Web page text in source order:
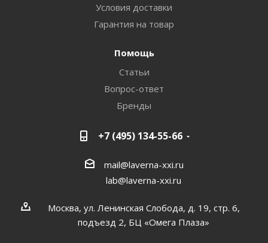
Условия доставки
Гарантия на товар
Помощь
Статьи
Вопрос-ответ
Бренды
+7 (495) 134-55-66
mail@laverna-xxi.ru
lab@laverna-xxi.ru
Москва, ул. Ленинская Слобода, д. 19, стр. 6,
подъезд 2, БЦ «Омега Плаза»